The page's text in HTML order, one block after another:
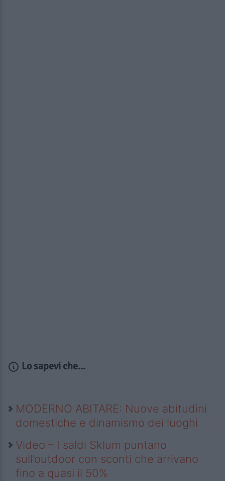
Lo sapevi che...
MODERNO ABITARE: Nuove abitudini
domestiche e dinamismo dei luoghi
Video – I saldi Sklum puntano
sull’outdoor con sconti che arrivano
fino a quasi il 50%